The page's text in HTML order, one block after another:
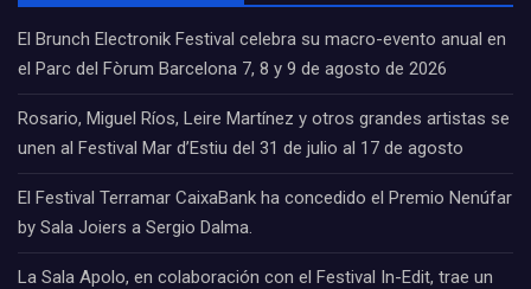
El Brunch Electronik Festival celebra su macro-evento anual en
el Parc del Fòrum Barcelona 7, 8 y 9 de agosto de 2026
Rosario, Miguel Ríos, Leire Martínez y otros grandes artistas se
unen al Festival Mar d’Estiu del 31 de julio al 17 de agosto
El Festival Terramar CaixaBank ha concedido el Premio Nenúfar
by Sala Joiers a Sergio Dalma.
La Sala Apolo, en colaboración con el Festival In-Edit, trae un